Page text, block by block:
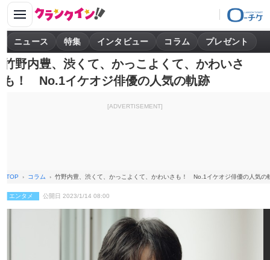
ニュース 特集 インタビュー コラム プレゼント
竹野内豊、渋くて、かっこよくて、かわいさ
も！ No.1イケオジ俳優の人気の軌跡
[ADVERTISEMENT]
TOP コラム 竹野内豊、渋くて、かっこよくて、かわいさも！ No.1イケオジ俳優の人気の
エンタメ 公開日 2023/1/14 08:00